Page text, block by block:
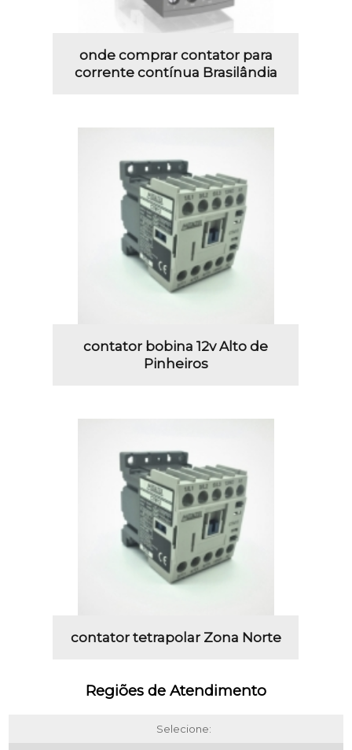
onde comprar contator para
corrente contínua Brasilândia
contator bobina 12v Alto de
Pinheiros
contator tetrapolar Zona Norte
Regiões de Atendimento
Selecione: